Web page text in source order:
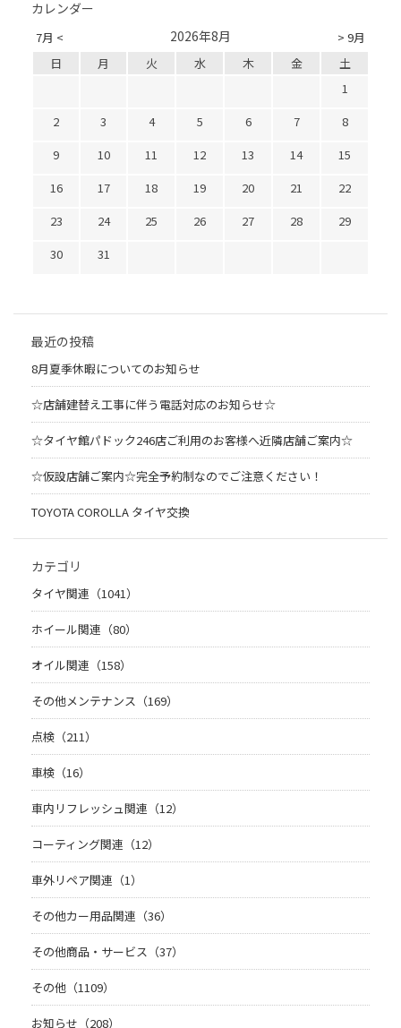
カレンダー
7月 < > 9月
2026年8月
日 月 火 水 木 金
土
1
2
3 4 5 6 7
8
9
10 11 12 13 14
15
16
17 18 19 20 21
22
23
24 25 26 27 28
29
30
31
最近の投稿
8月夏季休暇についてのお知らせ
☆店舗建替え工事に伴う電話対応のお知らせ☆
☆タイヤ館パドック246店ご利用のお客様へ近隣店舗ご案内☆
☆仮設店舗ご案内☆完全予約制なのでご注意ください！
TOYOTA COROLLA タイヤ交換
カテゴリ
タイヤ関連（1041）
ホイール関連（80）
オイル関連（158）
その他メンテナンス（169）
点検（211）
車検（16）
車内リフレッシュ関連（12）
コーティング関連（12）
車外リペア関連（1）
その他カー用品関連（36）
その他商品・サービス（37）
その他（1109）
お知らせ（208）